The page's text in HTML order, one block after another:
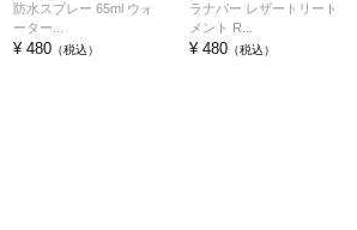
防水スプレー 65ml ウォ
ーター...
¥ 480 （税込）
ラナパー レザートリート
メント R...
¥ 480（税込）